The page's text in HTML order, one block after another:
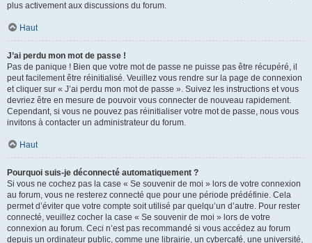
plus activement aux discussions du forum.
Haut
J’ai perdu mon mot de passe !
Pas de panique ! Bien que votre mot de passe ne puisse pas être récupéré, il
peut facilement être réinitialisé. Veuillez vous rendre sur la page de connexion
et cliquer sur « J’ai perdu mon mot de passe ». Suivez les instructions et vous
devriez être en mesure de pouvoir vous connecter de nouveau rapidement.
Cependant, si vous ne pouvez pas réinitialiser votre mot de passe, nous vous
invitons à contacter un administrateur du forum.
Haut
Pourquoi suis-je déconnecté automatiquement ?
Si vous ne cochez pas la case « Se souvenir de moi » lors de votre connexion
au forum, vous ne resterez connecté que pour une période prédéfinie. Cela
permet d’éviter que votre compte soit utilisé par quelqu’un d’autre. Pour rester
connecté, veuillez cocher la case « Se souvenir de moi » lors de votre
connexion au forum. Ceci n’est pas recommandé si vous accédez au forum
depuis un ordinateur public, comme une librairie, un cybercafé, une université,